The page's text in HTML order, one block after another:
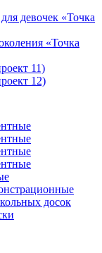
девочек «Точка
«Точка
11)
12)
досок